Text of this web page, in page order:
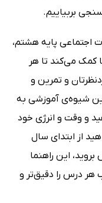
بربیاییم.
اجتماعی پایه هشتم،
کمک می‌کند تا هر
و تمرین و
شیوه‌ی آموزشی به
و وقت و انرژی خود
از ابتدای سال
این راهنما
هر درس را دقیق‌تر و